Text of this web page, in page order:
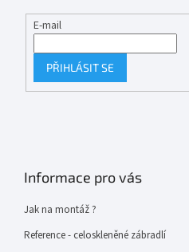
E-mail
PŘIHLÁSIT SE
Informace pro vás
Jak na montáž ?
Reference - celoskleněné zábradlí